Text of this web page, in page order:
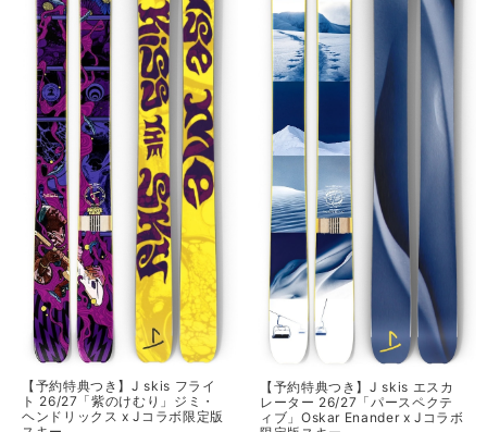
【予約特典つき】J skis フライ
ト 26/27「紫のけむり」ジミ・
ヘンドリックス x Jコラボ限定版
【予約特典つき】J skis エスカ
レーター 26/27「パースペクテ
ィブ」Oskar Enander x Jコラボ